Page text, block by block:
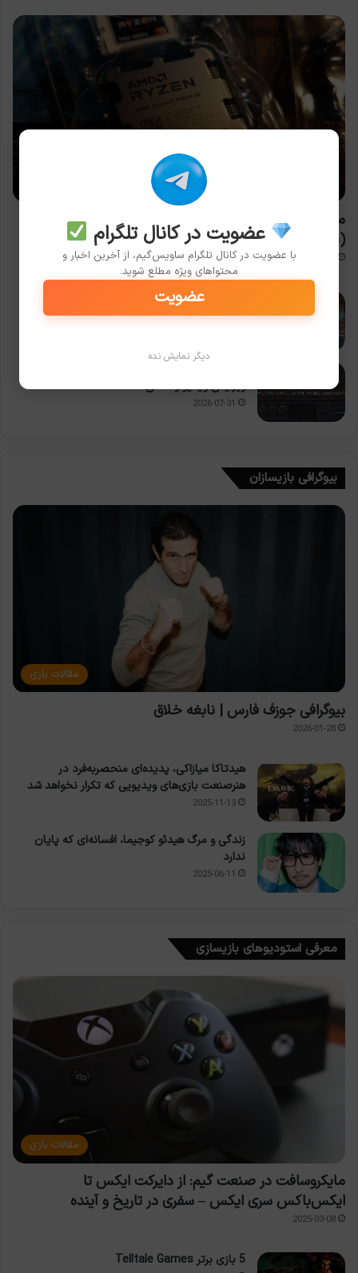
معماری رایانه: چطور یک CPU دستورات را پردازش می‌کند؟
(به زبان آدمیزاد!)
2026-08-05
C# برای یونیتی
ویرایش ویدیو و عکس
2026-07-31
بیوگرافی بازیسازان
مقالات بازی
بیوگرافی جوزف فارس | نابغه خلاق
2026-01-28
هیدتاکا میازاکی، پدیده‌ای منحصربه‌فرد در
هنرصنعت بازی‌های ویدیویی که تکرار نخواهد شد
2025-11-13
زندگی و مرگ هیدئو کوجیما، افسانه‌ای که پایان
ندارد
2025-06-11
معرفی استودیوهای بازیسازی
مقالات بازی
مایکروسافت در صنعت گیم: از دایرکت ایکس تا
ایکس‌باکس سری ایکس – سفری در تاریخ و آینده
2025-03-08
5 بازی برتر Telltale Games
عضویت در کانال تلگرام
با عضویت در کانال تلگرام ساویس‌گیم، از آخرین اخبار و
محتواهای ویژه مطلع شوید.
عضویت
دیگر نمایش نده